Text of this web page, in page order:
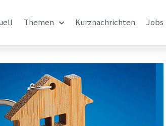
Themen Kurznachrichten Jobs